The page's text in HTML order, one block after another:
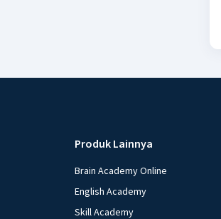
Produk Lainnya
Brain Academy Online
English Academy
Skill Academy